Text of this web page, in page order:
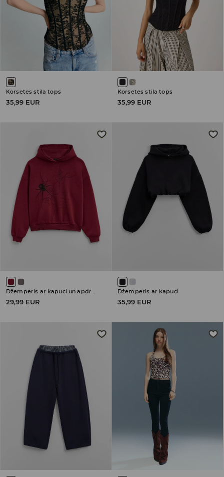
Korsetes stila tops
35,99 EUR
Korsetes stila tops
35,99 EUR
29,99 EUR
Džemperis ar kapuci
35,99 EUR